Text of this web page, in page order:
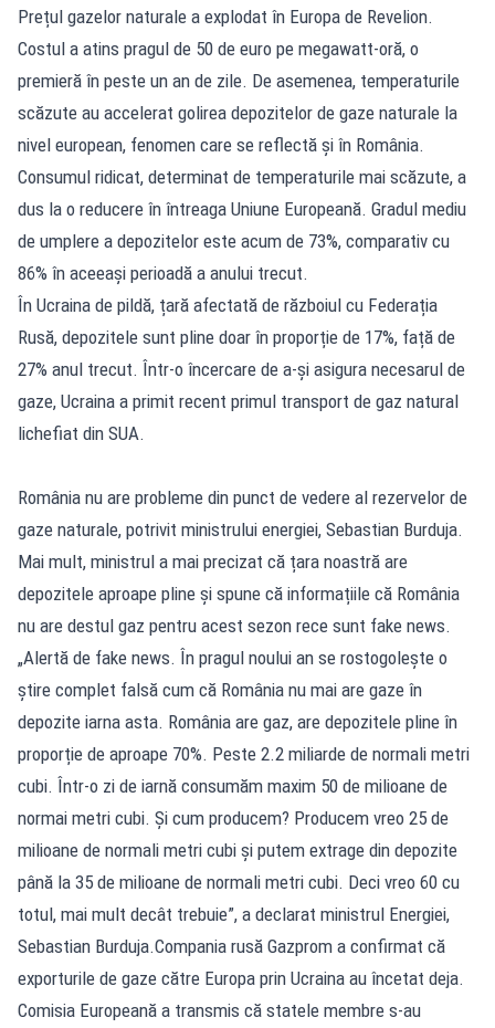
Prețul gazelor naturale a explodat în Europa de Revelion.
Costul a atins pragul de 50 de euro pe megawatt-oră, o
premieră în peste un an de zile. De asemenea, temperaturile
scăzute au accelerat golirea depozitelor de gaze naturale la
nivel european, fenomen care se reflectă și în România.
Consumul ridicat, determinat de temperaturile mai scăzute, a
dus la o reducere în întreaga Uniune Europeană. Gradul mediu
de umplere a depozitelor este acum de 73%, comparativ cu
86% în aceeași perioadă a anului trecut.
În Ucraina de pildă, țară afectată de războiul cu Federația
Rusă, depozitele sunt pline doar în proporție de 17%, față de
27% anul trecut. Într-o încercare de a-și asigura necesarul de
gaze, Ucraina a primit recent primul transport de gaz natural
lichefiat din SUA.
România nu are probleme din punct de vedere al rezervelor de
gaze naturale, potrivit ministrului energiei, Sebastian Burduja.
Mai mult, ministrul a mai precizat că țara noastră are
depozitele aproape pline și spune că informațiile că România
nu are destul gaz pentru acest sezon rece sunt fake news.
„Alertă de fake news. În pragul noului an se rostogolește o
știre complet falsă cum că România nu mai are gaze în
depozite iarna asta. România are gaz, are depozitele pline în
proporție de aproape 70%. Peste 2.2 miliarde de normali metri
cubi. Într-o zi de iarnă consumăm maxim 50 de milioane de
normai metri cubi. Și cum producem? Producem vreo 25 de
milioane de normali metri cubi și putem extrage din depozite
până la 35 de milioane de normali metri cubi. Deci vreo 60 cu
totul, mai mult decât trebuie”, a declarat ministrul Energiei,
Sebastian Burduja.Compania rusă Gazprom a confirmat că
exporturile de gaze către Europa prin Ucraina au încetat deja.
Comisia Europeană a transmis că statele membre s-au